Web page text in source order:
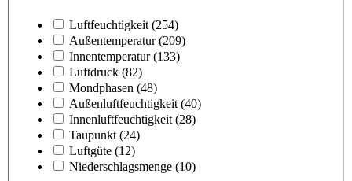
Luftfeuchtigkeit (254)
Außentemperatur (209)
Innentemperatur (133)
Luftdruck (82)
Mondphasen (48)
Außenluftfeuchtigkeit (40)
Innenluftfeuchtigkeit (28)
Taupunkt (24)
Luftgüte (12)
Niederschlagsmenge (10)